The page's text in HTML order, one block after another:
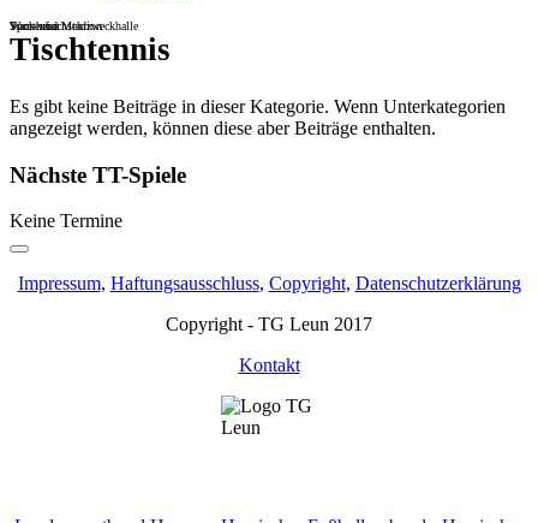
Sportheim
Turn- und Mehrzweckhalle
Wackenbachstadion
Tischtennis
Es gibt keine Beiträge in dieser Kategorie. Wenn Unterkategorien
angezeigt werden, können diese aber Beiträge enthalten.
Nächste TT-Spiele
Keine Termine
Impressum, Haftungsausschluss, Copyright, Datenschutzerklärung
Copyright - TG Leun 2017
Kontakt